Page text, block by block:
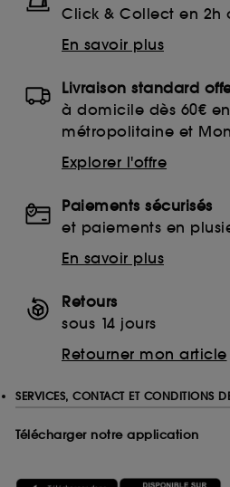
Click & Collect en 2h
En savoir plus
Livraison standard
à domicile dès 60€
métropolitaine et
Explorer l'offre
Paiements sécurisés
et paiements en
En savoir plus
Retours
sous 14 jours
Retourner mon article
SERVICES, CONTACT ET CONDITIONS
Télécharger notre application